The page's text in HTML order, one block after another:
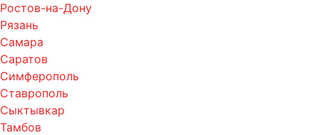
Ростов-на-Дону
Рязань
Самара
Саратов
Симферополь
Ставрополь
Сыктывкар
Тамбов